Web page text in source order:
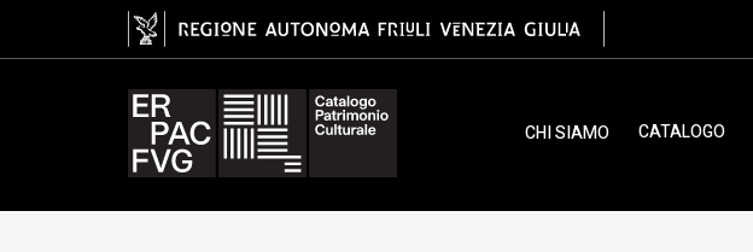
fossile, Animalia, Mammalia
CHI SIAMO CATALOGO